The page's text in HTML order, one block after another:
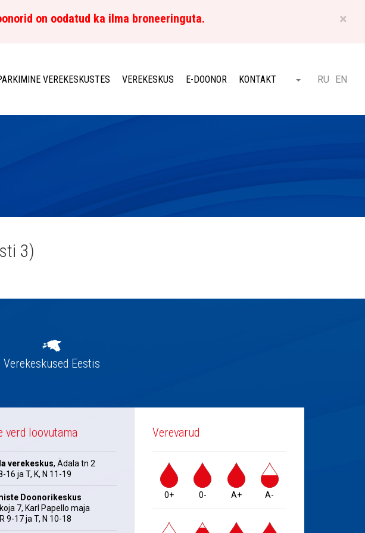
×
on oodatud ka ilma broneeringuta.
VEREKESKUSTES VEREKESKUS E-DOONOR KONTAKT Otsi ET
RU EN
3)
Verekeskused Eestis
verd loovutama
verekeskus, Ädala tn 2
16 ja T, K, N 11-19
Doonorikeskus
7, Karl Papello maja
R 9-17 ja T, N 10-18
Verevarud
0+ 0- A+ A-